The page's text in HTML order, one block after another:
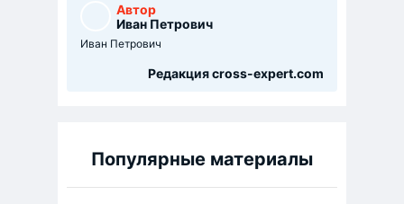
Автор
Иван Петрович
Иван Петрович
Редакция cross-expert.com
Популярные материалы